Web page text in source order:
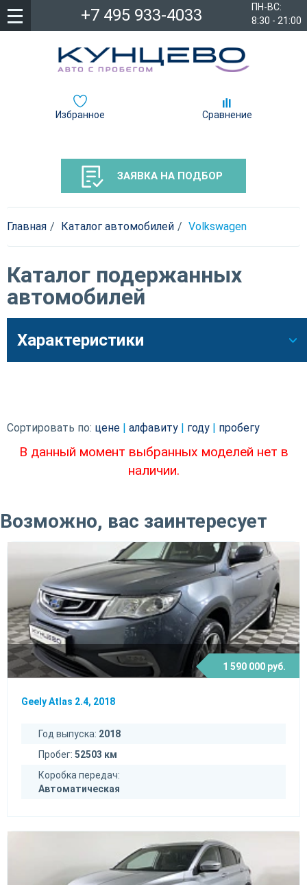
ПН-ВС:
8:30 - 21:00
+7 495 933-4033
Избранное Сравнение
ЗАЯВКА НА ПОДБОР
Главная Каталог автомобилей Volkswagen
Каталог подержанных
автомобилей
Характеристики
Сортировать по: цене алфавиту году пробегу
В данный момент выбранных моделей нет в
наличии.
Возможно, вас заинтересует
1 590 000 руб.
Geely Atlas 2.4, 2018
Год выпуска: 2018
Пробег: 52503 км
Коробка передач:
Автоматическая